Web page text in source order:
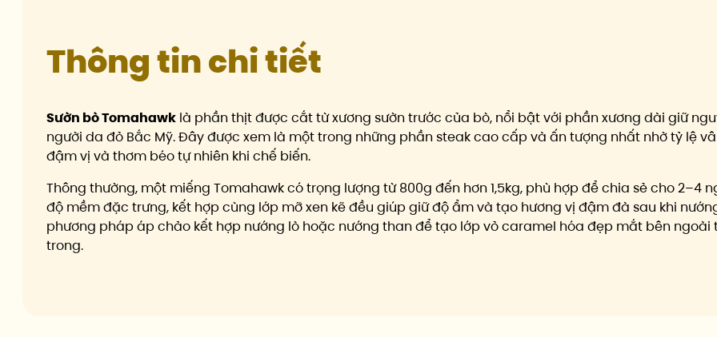
Thông tin chi tiết
Sườn bò Tomahawk là phần thịt được cắt từ xương sườn trước của bò, nổi bật với phần xương dài giữ
người da đỏ Bắc Mỹ. Đây được xem là một trong những phần steak cao cấp và ấn tượng nhất nhờ tỷ lệ
đậm vị và thơm béo tự nhiên khi chế biến.
Thông thường, một miếng Tomahawk có trọng lượng từ 800g đến hơn 1,5kg, phù hợp để chia sẻ cho 2–4
độ mềm đặc trưng, kết hợp cùng lớp mỡ xen kẽ đều giúp giữ độ ẩm và tạo hương vị đậm đà sau khi
phương pháp áp chảo kết hợp nướng lò hoặc nướng than để tạo lớp vỏ caramel hóa đẹp mắt bên
trong.